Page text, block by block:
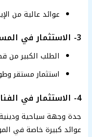
عوائد عالية من
3- الاستثمار في المستودعات والمناطق الصناعية.
الطلب الكبير من
استثمار مستقر
4- الاستثمار في الفنادق والشقق الفندقية.
جدة وجهة سياحية
عوائد كبيرة خاصة في